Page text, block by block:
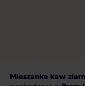
Mieszanka kaw